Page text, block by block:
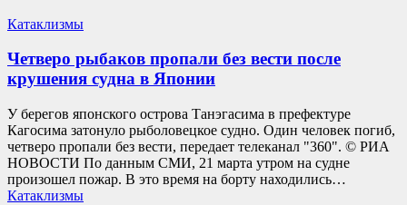
Катаклизмы
Четверо рыбаков пропали без вести после
крушения судна в Японии
У берегов японского острова Танэгасима в префектуре
Кагосима затонуло рыболовецкое судно. Один человек погиб,
четверо пропали без вести, передает телеканал "360". © РИА
НОВОСТИ По данным СМИ, 21 марта утром на судне
произошел пожар. В это время на борту находились…
Катаклизмы